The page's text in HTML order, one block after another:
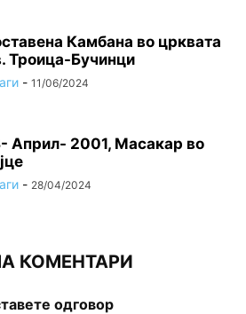
Камбана во црквата
Троица-Бучинци
- 11/06/2024
Април- 2001, Масакар во
- 28/04/2024
КОМЕНТАРИ
одговор